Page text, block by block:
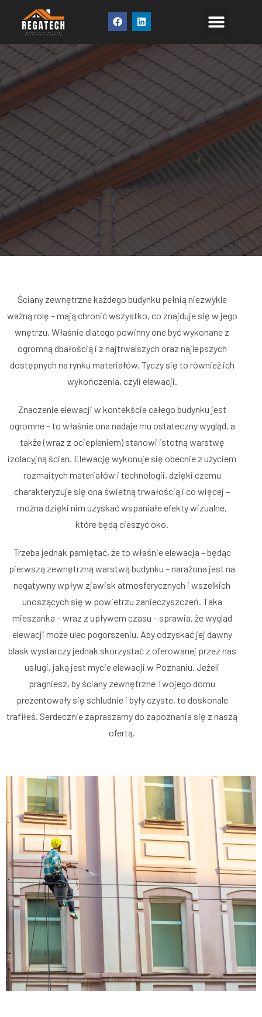
Ściany zewnętrzne każdego budynku pełnią niezwykle
ważną rolę – mają chronić wszystko, co znajduje się w jego
wnętrzu. Właśnie dlatego powinny one być wykonane z
ogromną dbałością i z najtrwalszych oraz najlepszych
dostępnych na rynku materiałów. Tyczy się to również ich
wykończenia, czyli elewacji.
Znaczenie elewacji w kontekście całego budynku jest
ogromne – to właśnie ona nadaje mu ostateczny wygląd, a
także (wraz z ociepleniem) stanowi istotną warstwę
izolacyjną ścian. Elewację wykonuje się obecnie z użyciem
rozmaitych materiałów i technologii, dzięki czemu
charakteryzuje się ona świetną trwałością i co więcej –
można dzięki nim uzyskać wspaniałe efekty wizualne,
które będą cieszyć oko.
Trzeba jednak pamiętać, że to właśnie elewacja – będąc
pierwszą zewnętrzną warstwą budynku – narażona jest na
negatywny wpływ zjawisk atmosferycznych i wszelkich
unoszących się w powietrzu zanieczyszczeń. Taka
mieszanka – wraz z upływem czasu – sprawia, że wygląd
elewacji może ulec pogorszeniu. Aby odzyskać jej dawny
blask wystarczy jednak skorzystać z oferowanej przez nas
usługi, jaką jest mycie elewacji w Poznaniu. Jeżeli
pragniesz, by ściany zewnętrzne Twojego domu
prezentowały się schludnie i były czyste, to doskonale
trafiłeś. Serdecznie zapraszamy do zapoznania się z naszą
ofertą.